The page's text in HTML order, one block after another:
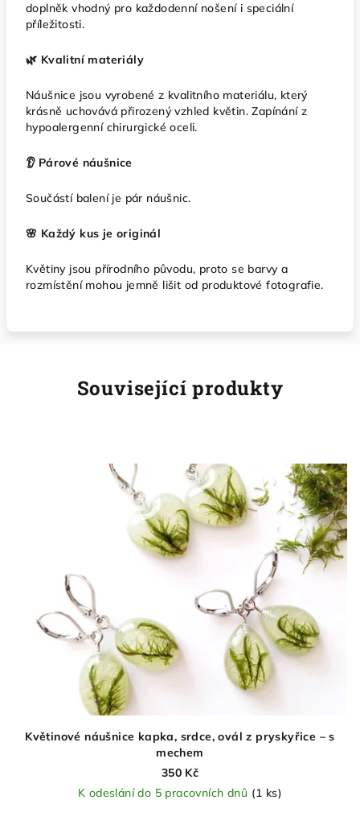
doplněk vhodný pro každodenní nošení i speciální
příležitosti.
🌿 Kvalitní materiály
Náušnice jsou vyrobené z kvalitního materiálu, který
krásně uchovává přirozený vzhled květin. Zapínání z
hypoalergenní chirurgické oceli.
👂 Párové náušnice
Součástí balení je pár náušnic.
🌸 Každý kus je originál
Květiny jsou přírodního původu, proto se barvy a
rozmístění mohou jemně lišit od produktové fotografie.
Související produkty
Květinové náušnice kapka, srdce, ovál z pryskyřice – s
mechem
350 Kč
K odeslání do 5 pracovních dnů (1 ks)